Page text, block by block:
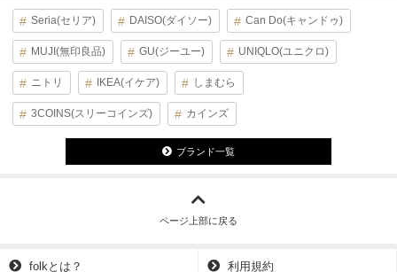
Seria(セリア) DAISO(ダイソー) Can Do(キャンドゥ)
MUJI(無印良品) GU(ジーユー) UNIQLO(ユニクロ)
ニトリ IKEA(イケア) しまむら
3COINS(スリーコインズ) カインズ
ブランド一覧
ページ上部に戻る
folkとは？ 利用規約